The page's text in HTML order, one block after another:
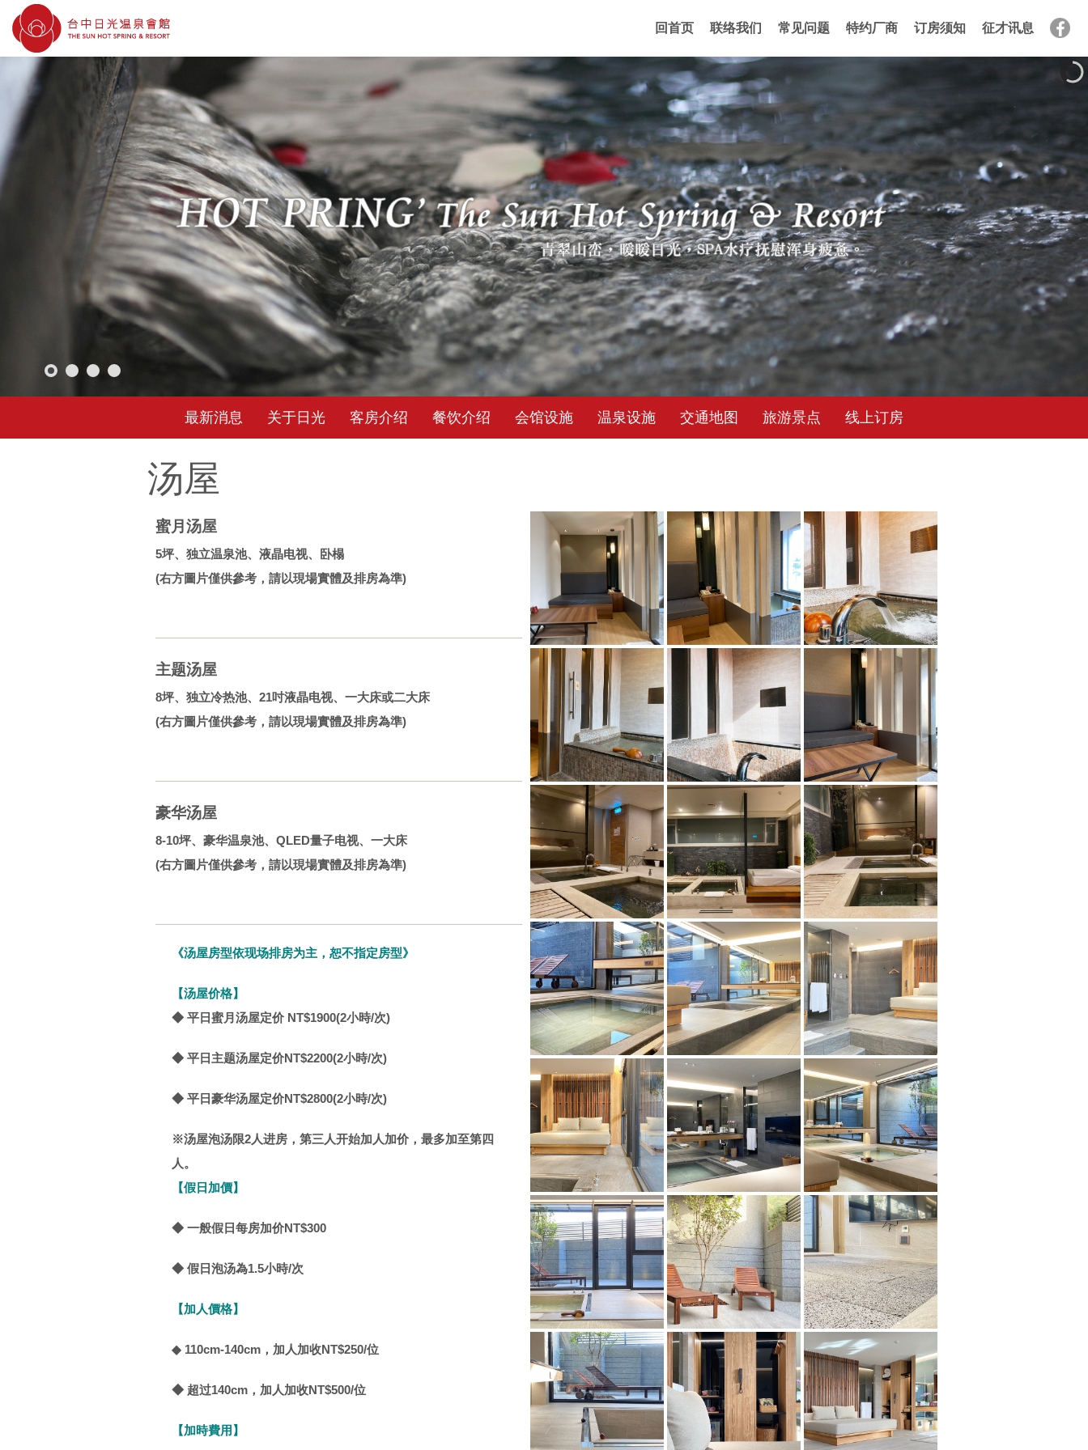
回首页 联络我们 常见问题 特约厂商 订房须知 征才讯息
最新消息 关于日光 客房介绍 餐饮介绍 会馆设施 温泉设施 交通地图 旅游景点 线上订房
汤屋
蜜月汤屋
5坪、独立温泉池、液晶电视、卧榻
(右方圖片僅供參考，請以現場實體及排房為準)
主题汤屋
8坪、独立冷热池、21吋液晶电视、一大床或二大床
(右方圖片僅供參考，請以現場實體及排房為準)
豪华汤屋
8-10坪、豪华温泉池、QLED量子电视、一大床
(右方圖片僅供參考，請以現場實體及排房為準)
《汤屋房型依现场排房为主，恕不指定房型》
【汤屋价格】
◆ 平日蜜月汤屋定价 NT$1900(2小時/次)
◆ 平日主题汤屋定价NT$2200(2小時/次)
◆ 平日豪华汤屋定价NT$2800(2小時/次)
※汤屋泡汤限2人进房，第三人开始加人加价，最多加至第四
人。
【假日加價】
◆ 一般假日每房加价NT$300
◆ 假日泡汤為1.5小時/次
【加人價格】
◆ 110cm-140cm，加人加收NT$250/位
◆ 超过140cm，加人加收NT$500/位
【加時費用】